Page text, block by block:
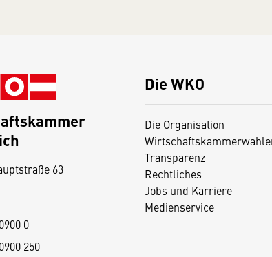
Die WKO
Die Organisation
Transparenz
Rechtliches
Jobs und Karriere
Medienservice
63
0
250